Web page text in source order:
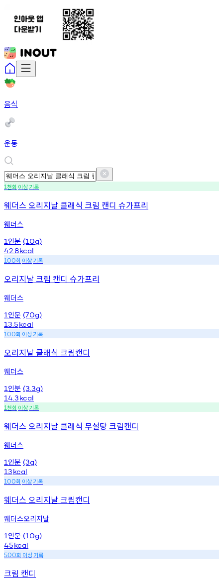
음식
운동
1천회 이상기록
웨더스 오리지날 클래식 크림 캔디 슈가프리
웨더스
1 인분 (10g)
42.8kcal
100회 이상기록
오리지날 크림 캔디 슈가프리
웨더스
1 인분 (70g)
13.5kcal
100회 이상기록
오리지날 클래식 크림캔디
웨더스
1 인분 (3.3g)
14.3kcal
1천회 이상기록
웨더스 오리지날 클래식 무설탕 크림캔디
웨더스
1 인분 (3g)
13kcal
100회 이상기록
웨더스 오리지날 크림캔디
웨더스오리지날
1 인분 (10g)
45kcal
500회 이상기록
크림 캔디